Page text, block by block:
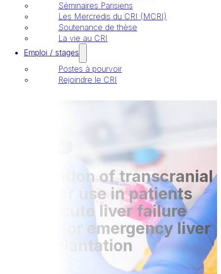
Séminaires Parisiens
Les Mercredis du CRI (MCRI)
Soutenance de thèse
La vie au CRI
Emploi / stages
Postes à pourvoir
Rejoindre le CRI
Evaluation of transcranial
Doppler use in patients
with acute liver failure
listed for emergency liver
transplantation